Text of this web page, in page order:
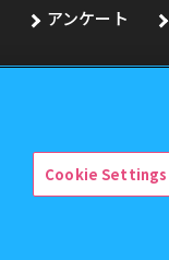
アンケート
Cookie Settings